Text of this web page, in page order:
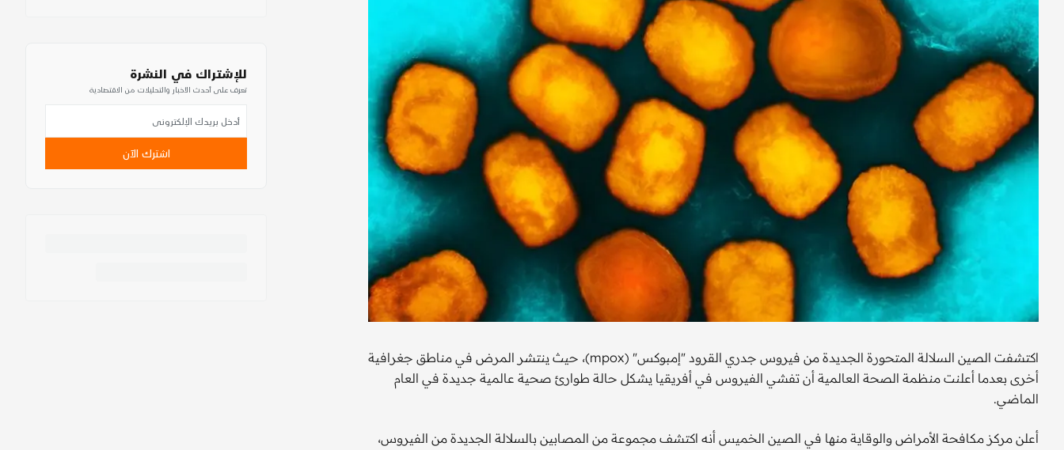
اكتشفت الصين السلالة المتحورة الجديدة من فيروس جدري القرود "إمبوكس" (mpox)، حيث ينتشر المرض في مناطق جغرافية
أخرى بعدما أعلنت منظمة الصحة العالمية أن تفشي الفيروس في أفريقيا يشكل حالة طوارئ صحية عالمية جديدة في العام
الماضي.
أعلن مركز مكافحة الأمراض والوقاية منها في الصين الخميس أنه اكتشف مجموعة من المصابين بالسلالة الجديدة من الفيروس،
للإشتراك في النشرة
تعرف على أحدث الأخبار والتحليلات من الاقتصادية
اشترك الآن